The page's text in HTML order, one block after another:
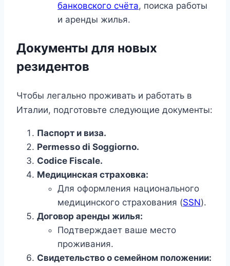
банковского счёта, поиска работы
и аренды жилья.
Документы для новых
резидентов
Чтобы легально проживать и работать в
Италии, подготовьте следующие документы:
Паспорт и виза.
Permesso di Soggiorno.
Codice Fiscale.
Медицинская страховка:
Для оформления национального
медицинского страхования (SSN).
Договор аренды жилья:
Подтверждает ваше место
проживания.
Свидетельство о семейном положении: